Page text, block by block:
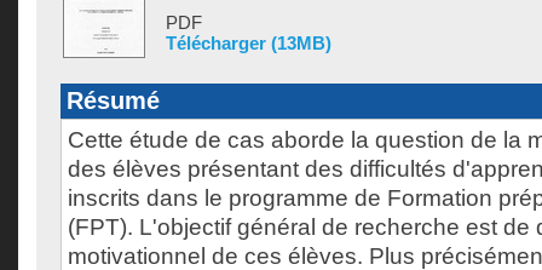
PDF
Télécharger (13MB)
Résumé
Cette étude de cas aborde la question de la
des élèves présentant des difficultés
inscrits dans le programme de Formation
(FPT). L'objectif général de recherche est de
motivationnel de ces élèves. Plus